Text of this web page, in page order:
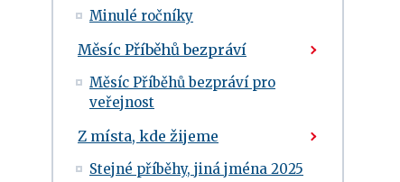
Minulé ročníky
Měsíc Příběhů bezpráví
Měsíc Příběhů bezpráví pro
veřejnost
Z místa, kde žijeme
Stejné příběhy, jiná jména 2025